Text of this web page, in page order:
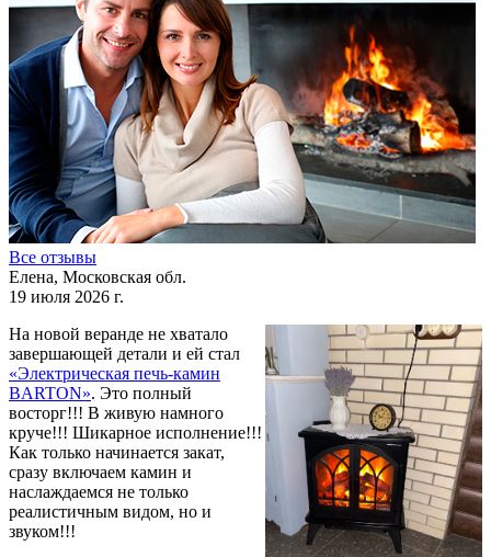
Все отзывы
Елена, Московская обл.
19 июля 2026 г.
На новой веранде не хватало
завершающей детали и ей стал
«Электрическая печь-камин
BARTON». Это полный
восторг!!! В живую намного
круче!!! Шикарное исполнение!!!
Как только начинается закат,
сразу включаем камин и
наслаждаемся не только
реалистичным видом, но и
звуком!!!